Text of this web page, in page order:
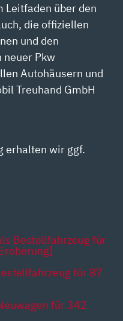
Leitfaden über den
die offiziellen
und den
Pkw
Autohäusern und
Treuhand GmbH
erhalten wir ggf.
Bestellfahrzeug für
für 87
für 342